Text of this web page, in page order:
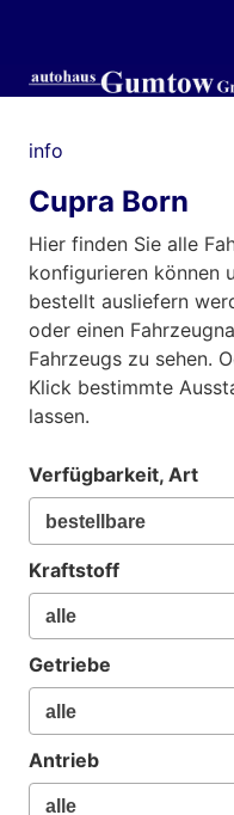
info
Cupra Born
Hier finden Sie alle
konfigurieren können
bestellt ausliefern
oder einen
Fahrzeugs zu sehen.
Klick bestimmte
lassen.
Verfügbarkeit, Art
Kraftstoff
Getriebe
Antrieb